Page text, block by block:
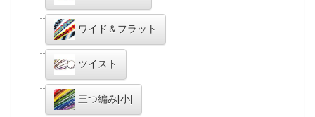
ワイド＆フラット
ツイスト
三つ編み[小]